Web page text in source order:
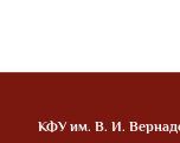
КФУ им. В. И.